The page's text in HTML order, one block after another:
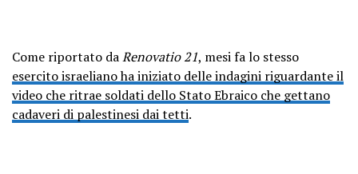
Come riportato daRenovatio 21, mesi fa lo stesso
esercito israeliano ha iniziato delle indagini riguardante il
video che ritrae soldati dello Stato Ebraico che gettano
cadaveri di palestinesi dai tetti.